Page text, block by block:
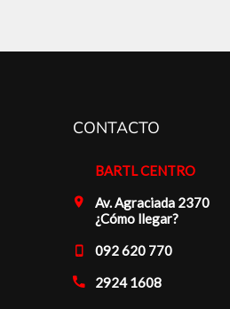
CONTACTO
BARTL CENTRO
Av. Agraciada 2370
¿Cómo llegar?
092 620 770
2924 1608